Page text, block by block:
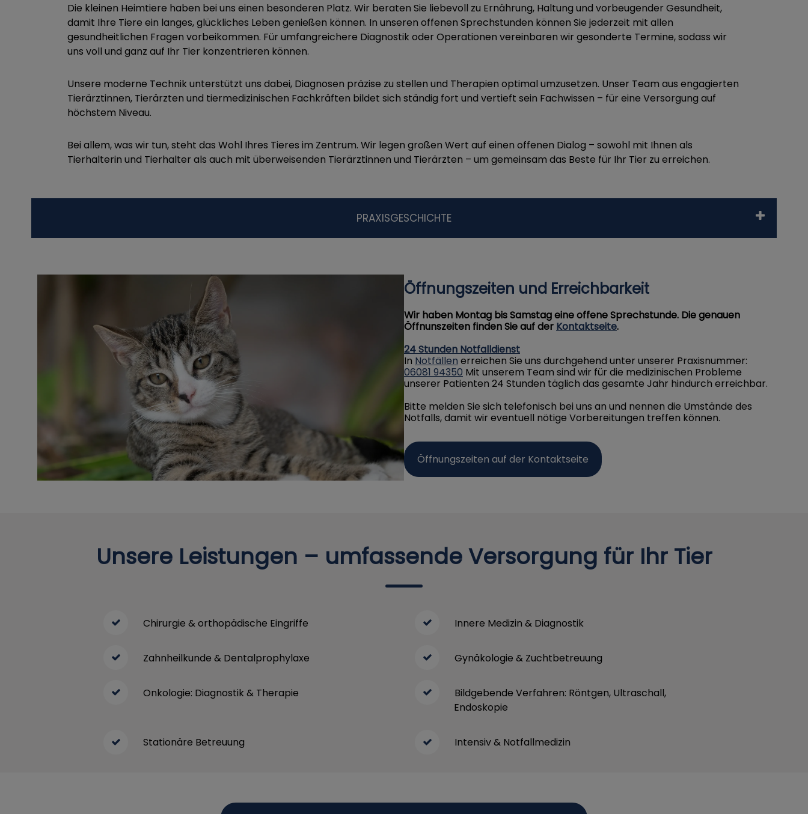
Die kleinen Heimtiere haben bei uns einen besonderen Platz. Wir beraten Sie liebevoll zu Ernährung, Haltung und vorbeugender Gesundheit,
damit Ihre Tiere ein langes, glückliches Leben genießen können. In unseren offenen Sprechstunden können Sie jederzeit mit allen
gesundheitlichen Fragen vorbeikommen. Für umfangreichere Diagnostik oder Operationen vereinbaren wir gesonderte Termine, sodass wir
uns voll und ganz auf Ihr Tier konzentrieren können.
Unsere moderne Technik unterstützt uns dabei, Diagnosen präzise zu stellen und Therapien optimal umzusetzen. Unser Team aus engagierten
Tierärztinnen, Tierärzten und tiermedizinischen Fachkräften bildet sich ständig fort und vertieft sein Fachwissen – für eine Versorgung auf
höchstem Niveau.
Bei allem, was wir tun, steht das Wohl Ihres Tieres im Zentrum. Wir legen großen Wert auf einen offenen Dialog – sowohl mit Ihnen als
Tierhalterin und Tierhalter als auch mit überweisenden Tierärztinnen und Tierärzten – um gemeinsam das Beste für Ihr Tier zu erreichen.
PRAXISGESCHICHTE
Öffnungszeiten und Erreichbarkeit
Wir haben Montag bis Samstag eine offene Sprechstunde. Die genauen
Öffnunszeiten finden Sie auf der Kontaktseite.
24 Stunden Notfalldienst
In Notfällen erreichen Sie uns durchgehend unter unserer Praxisnummer:
06081 94350 Mit unserem Team sind wir für die medizinischen Probleme
unserer Patienten 24 Stunden täglich das gesamte Jahr hindurch erreichbar.
Bitte melden Sie sich telefonisch bei uns an und nennen die Umstände des
Notfalls, damit wir eventuell nötige Vorbereitungen treffen können.
Öffnungszeiten auf der Kontaktseite
Unsere Leistungen – umfassende Versorgung für Ihr Tier
Chirurgie & orthopädische Eingriffe Innere Medizin & Diagnostik
Zahnheilkunde & Dentalprophylaxe Gynäkologie & Zuchtbetreuung
Onkologie: Diagnostik & Therapie
Bildgebende Verfahren: Röntgen, Ultraschall,
Endoskopie
Stationäre Betreuung Intensiv & Notfallmedizin